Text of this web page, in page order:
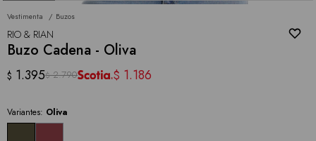
Vestimenta Buzos
RIO & RIAN
Buzo Cadena - Oliva
$ 1.395$ 2.790 $ 1.186
Variantes: Oliva